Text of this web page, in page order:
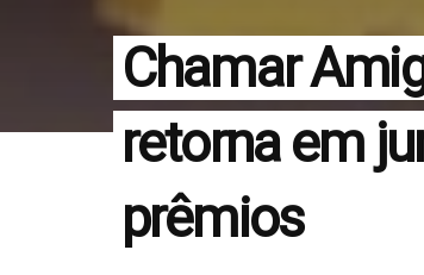
Chamar
retorna em
prêmios